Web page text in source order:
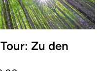
Zu den